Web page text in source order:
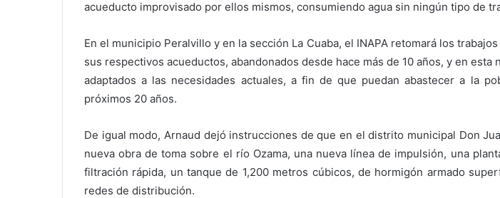
acueducto improvisado por ellos mismos, consumiendo agua sin ningún tipo de
En el municipio Peralvillo y en la sección La Cuaba, el INAPA retomará los
sus respectivos acueductos, abandonados desde hace más de 10 años, y en esta
adaptados a las necesidades actuales, a fin de que puedan abastecer a la
próximos 20 años.
De igual modo, Arnaud dejó instrucciones de que en el distrito municipal Don
nueva obra de toma sobre el río Ozama, una nueva línea de impulsión, una
filtración rápida, un tanque de 1,200 metros cúbicos, de hormigón armado
redes de distribución.